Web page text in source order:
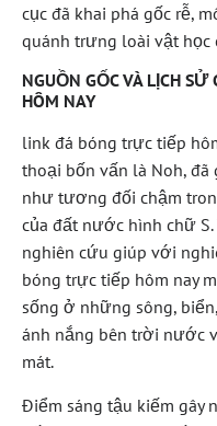
cục đã khai phá gốc rễ,
quánh trưng loài vật học
NGUỒN GỐC VÀ LỊCH
HÔM NAY
link đá bóng trực tiếp
thoại bốn vấn là Noh,
như tương đối chậm
của đất nước hình chữ
nghiên cứu giúp với
bóng trực tiếp hôm nay
sống ở những sông,
ánh nắng bên trời nước
mát.
Điểm sáng tậu kiếm gây